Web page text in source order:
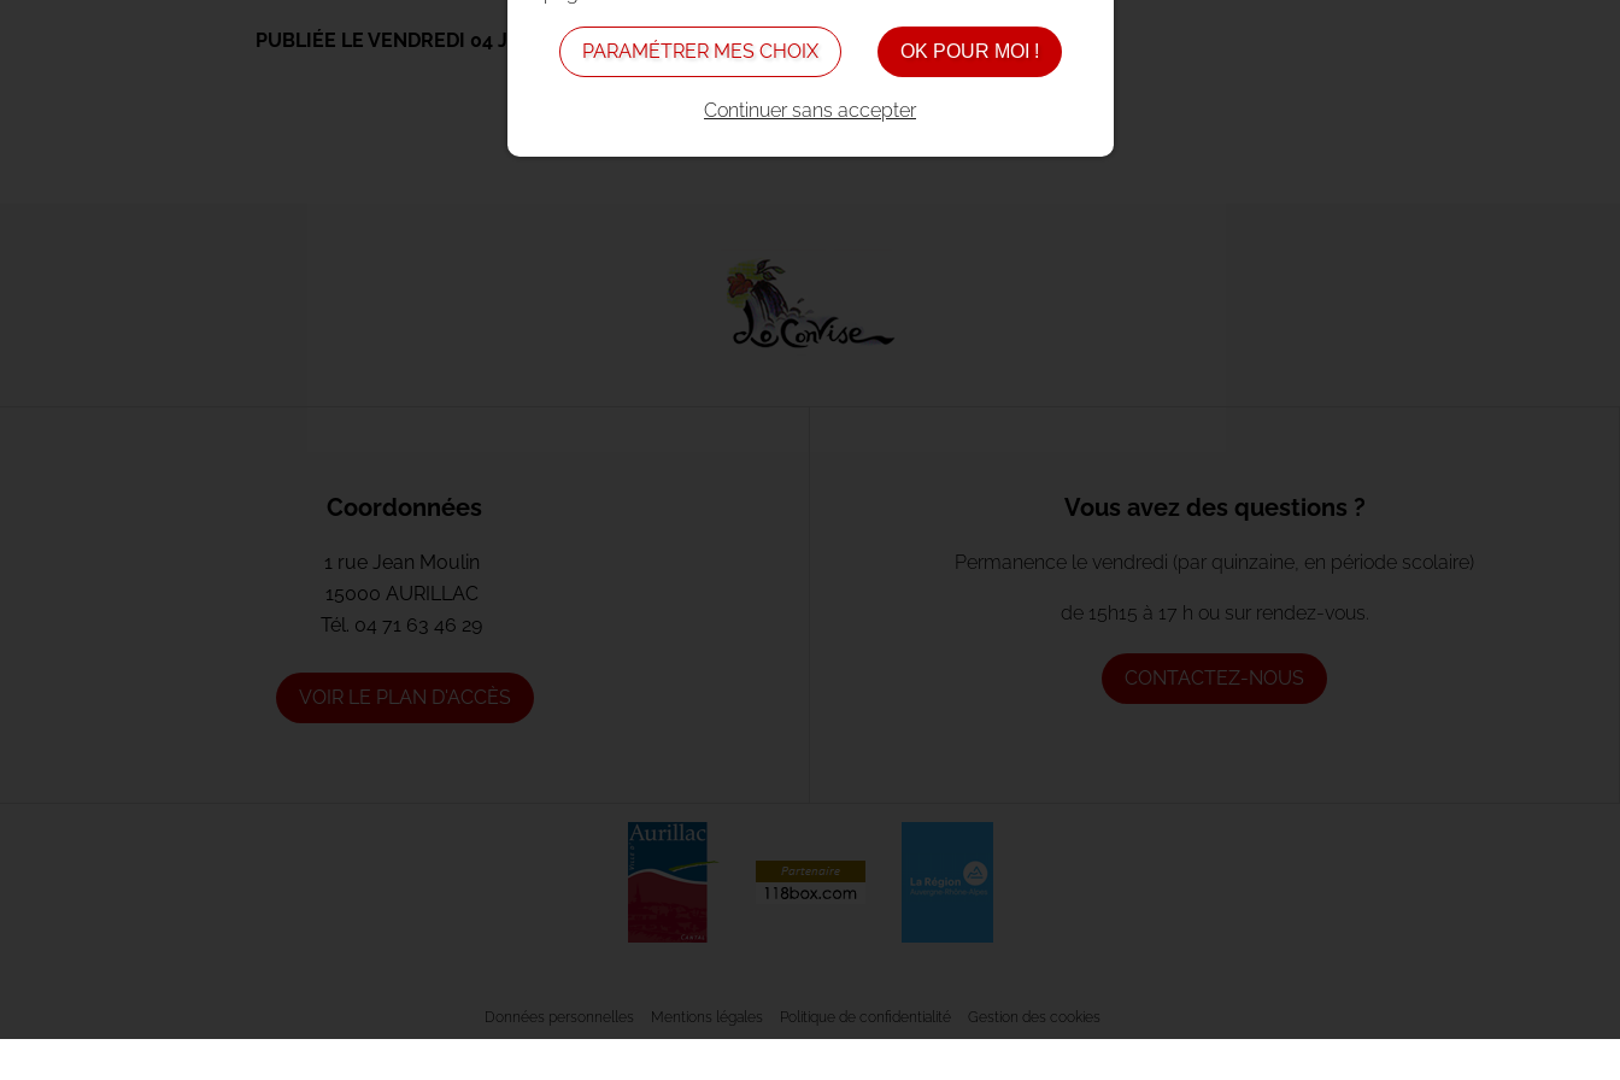
PUBLIÉE LE VENDREDI 04 JUILLET 2014 À 16H28 DANSACTUALITÉS
Précédent Suivant
Coordonnées
1 rue Jean Moulin
15000 AURILLAC
Tél. 04 71 63 46 29
VOIR LE PLAN D'ACCÈS
Vous avez des questions ?
Permanence le vendredi (par quinzaine, en période scolaire)
de 15h15 à 17 h ou sur rendez-vous.
CONTACTEZ-NOUS
Données personnelles Mentions légales Politique de confidentialité Gestion des cookies
PARAMÉTRER MES CHOIX OK POUR MOI !
Continuer sans accepter